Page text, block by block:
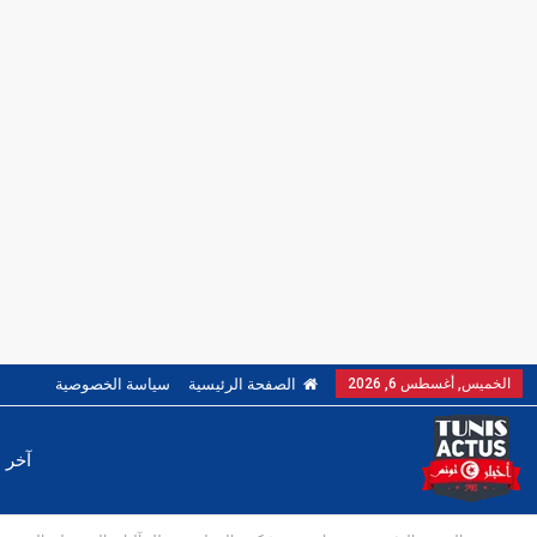
الخميس, أغسطس 6, 2026 الصفحة الرئيسية سياسة الخصوصية
آخر